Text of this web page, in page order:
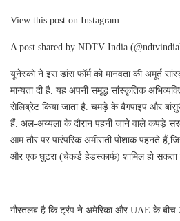
View this post on Instagram
A post shared by NDTV India
यूनेस्को ने इस डांस फॉर्म को मानवता की अमूर्त
मान्यता दी है. यह अपनी समृद्ध सांस्कृतिक
सेलिब्रेट किया जाता है. चमड़े के बैगपाइप और
हैं. अल-अय्यला के दौरान पहनी जाने वाले कपड़े
आम तौर पर पारंपरिक अमीराती पोशाक पहनते
और एक घुटरा (चेकर्ड हेडस्कार्फ) शामिल हो सकता
गौरतलब है कि ट्रंप ने अमेरिका और UAE के बीच